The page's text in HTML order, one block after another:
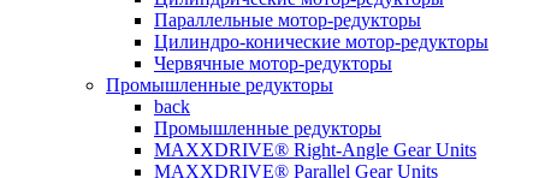
Параллельные мотор-редукторы
Цилиндро-конические мотор-редукторы
Червячные мотор-редукторы
Промышленные редукторы
back
Промышленные редукторы
MAXXDRIVE® Right-Angle Gear Units
MAXXDRIVE® Parallel Gear Units